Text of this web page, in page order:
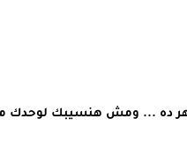
ده ... ومش هنسيبك لوحدك